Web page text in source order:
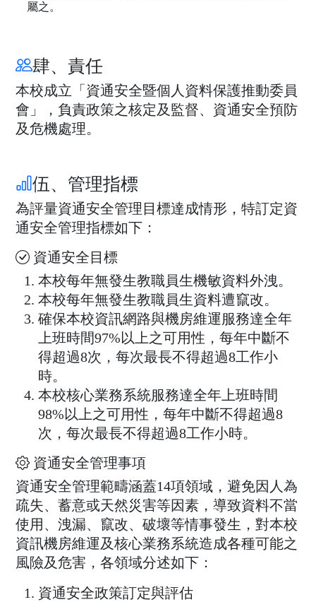
屬之。
肆、責任
本校成立「資通安全暨個人資料保護推動委員
會」，負責政策之核定及監督、資通安全預防
及危機處理。
伍、管理指標
為評量資通安全管理目標達成情形，特訂定資
通安全管理指標如下：
資通安全目標
本校每年無發生教職員生機敏資料外洩。
本校每年無發生教職員生資料遭竄改。
確保本校資訊網路與機房維運服務達全年
上班時間97%以上之可用性，每年中斷不
得超過8次，每次最長不得超過8工作小
時。
本校核心業務系統服務達全年上班時間
98%以上之可用性，每年中斷不得超過8
次，每次最長不得超過8工作小時。
資通安全管理事項
資通安全管理範疇涵蓋14項領域，避免因人為
疏失、蓄意或天然災害等因素，導致資料不當
使用、洩漏、竄改、破壞等情事發生，對本校
資訊機房維運及核心業務系統造成各種可能之
風險及危害，各領域分述如下：
資通安全政策訂定與評估